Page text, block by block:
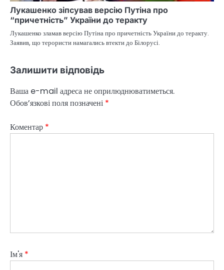
Лукашенко зіпсував версію Путіна про
“причетність” України до теракту
Лукашенко зламав версію Путіна про причетність України до теракту.
Заявив, що терористи намагались втекти до Білорусі.
Залишити відповідь
Ваша e-mail адреса не оприлюднюватиметься.
Обов’язкові поля позначені *
Коментар *
Ім'я *